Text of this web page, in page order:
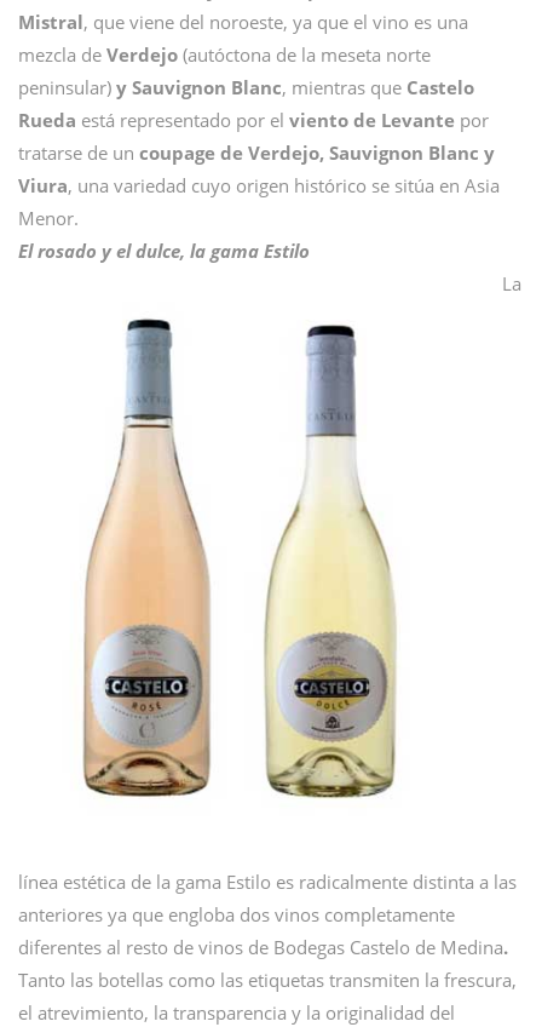
Mistral, que viene del noroeste, ya que el vino es una
mezcla de Verdejo (autóctona de la meseta norte
peninsular) y Sauvignon Blanc, mientras que Castelo
Rueda está representado por el viento de Levante por
tratarse de un coupage de Verdejo, Sauvignon Blanc y
Viura, una variedad cuyo origen histórico se sitúa en Asia
Menor.
El rosado y el dulce, la gama Estilo
La
línea estética de la gama Estilo es radicalmente distinta a las
anteriores ya que engloba dos vinos completamente
diferentes al resto de vinos de Bodegas Castelo de Medina.
Tanto las botellas como las etiquetas transmiten la frescura,
el atrevimiento, la transparencia y la originalidad del